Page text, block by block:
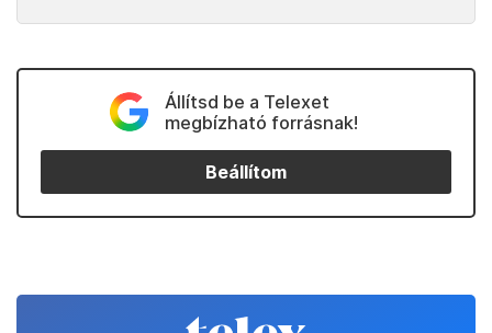
Állítsd be a Telexet
megbízható forrásnak!
Beállítom